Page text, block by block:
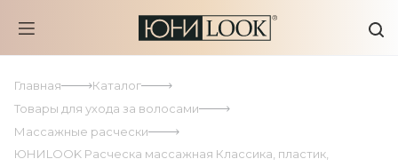
Главная
Каталог
Товары для ухода за волосами
Массажные расчески
ЮНИLOOK Расческа массажная Классика, пластик,